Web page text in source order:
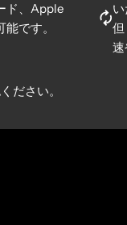
ド、Apple
です。
ださい。